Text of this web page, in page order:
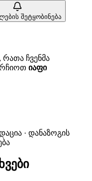
შეტყობინება
რათა ჩვენმა
იაფი
· დანაზოგის